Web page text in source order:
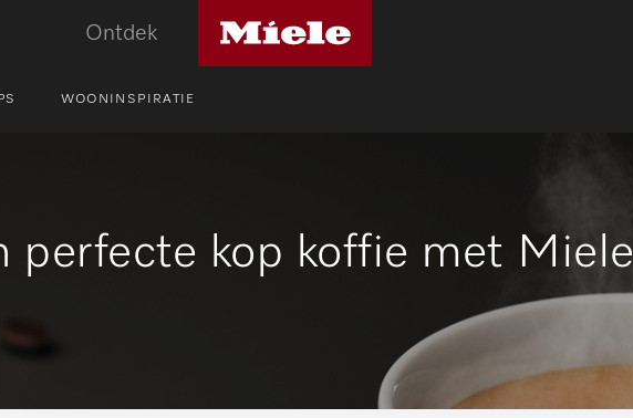
Ontdek
logo
WOONINSPIRATIE
perfecte kop koffie met Miele